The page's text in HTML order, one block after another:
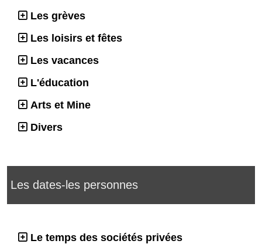
Les grèves
Les loisirs et fêtes
Les vacances
L'éducation
Arts et Mine
Divers
Les dates-les personnes
Le temps des sociétés privées